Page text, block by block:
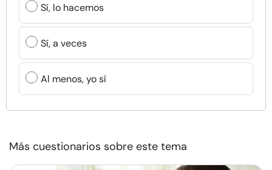
Sí, lo hacemos
Sí, a veces
Al menos, yo sí
Más cuestionarios sobre este tema